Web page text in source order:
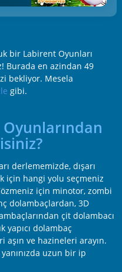
bir Labirent Oyunları
Burada en azindan 49
bekliyor. Mesela
gibi.
derlememizde, dışarı
için hangi yolu seçmeniz
için minotor, zombi
dolambaçlardan, 3D
çit dolambacı
yapıcı dolambaç
aşın ve hazineleri arayın.
uzun bir ip